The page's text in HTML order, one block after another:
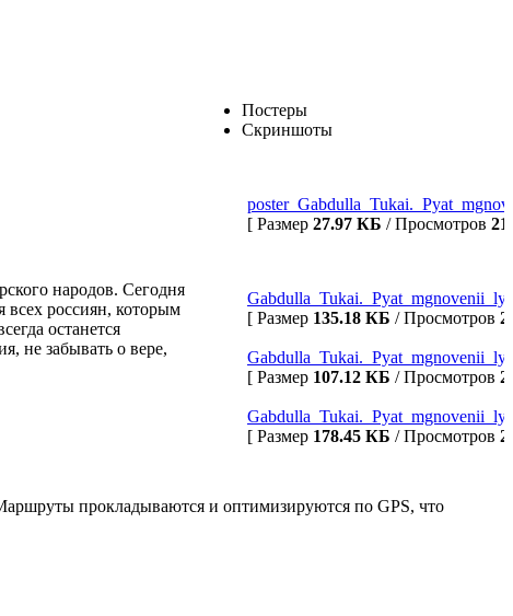
Постеры
Скриншоты
[ Размер 27.97 КБ / Просмотров
[ Размер 135.18 КБ / Просмотров
[ Размер 107.12 КБ / Просмотров
[ Размер 178.45 КБ / Просмотров
народов. Сегодня
всех россиян, которым
останется
не забывать о вере,
прокладываются и оптимизируются по GPS, что